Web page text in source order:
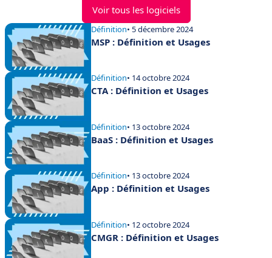
Voir tous les logiciels
Définition• 5 décembre 2024
MSP : Définition et Usages
Définition• 14 octobre 2024
CTA : Définition et Usages
Définition• 13 octobre 2024
BaaS : Définition et Usages
Définition• 13 octobre 2024
App : Définition et Usages
Définition• 12 octobre 2024
CMGR : Définition et Usages